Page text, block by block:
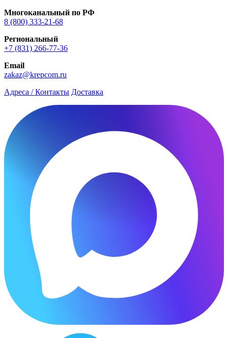
Многоканальный по РФ
8 (800) 333‑21-68
Региональный
+7 (831) 266-77-36
Email
zakaz@krepcom.ru
Адреса / Контакты Доставка